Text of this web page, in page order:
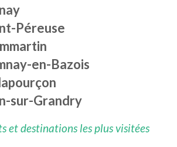
Péreuse
en-Bazois
sur-Grandry
et destinations les plus visitées